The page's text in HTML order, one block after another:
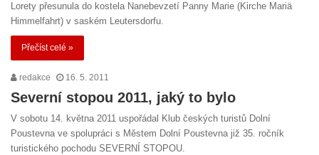
Lorety přesunula do kostela Nanebevzetí Panny Marie (Kirche Mariä
Himmelfahrt) v saském Leutersdorfu.
Přečíst celé »
redakce 16. 5. 2011
Severní stopou 2011, jaký to bylo
V sobotu 14. května 2011 uspořádal Klub českých turistů Dolní
Poustevna ve spolupráci s Městem Dolní Poustevna již 35. ročník
turistického pochodu SEVERNÍ STOPOU.